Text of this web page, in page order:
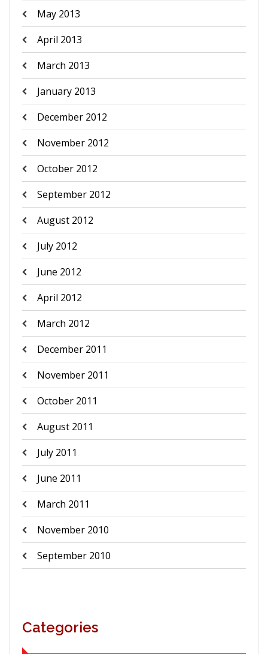
May 2013
April 2013
March 2013
January 2013
December 2012
November 2012
October 2012
September 2012
August 2012
July 2012
June 2012
April 2012
March 2012
December 2011
November 2011
October 2011
August 2011
July 2011
June 2011
March 2011
November 2010
September 2010
Categories